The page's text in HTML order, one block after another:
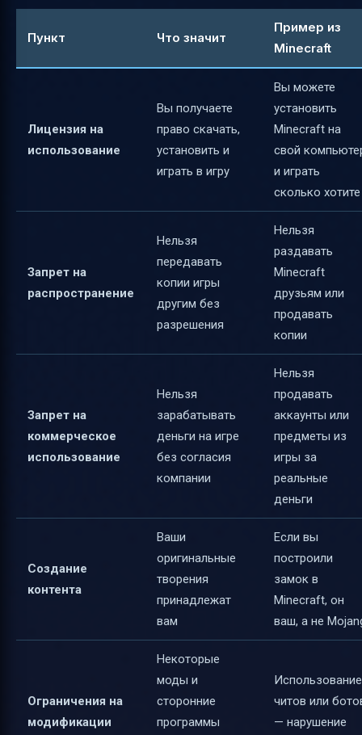
Пункт Что значит
Пример из
Minecraft
Лицензия на
использование
Вы получаете
право скачать,
установить и
играть в игру
Вы можете
установить
Minecraft на
свой
и играть
сколько хотите
Запрет на
распространение
Нельзя
передавать
копии игры
другим без
разрешения
Нельзя
раздавать
Minecraft
друзьям или
продавать
копии
Запрет на
коммерческое
использование
Нельзя
зарабатывать
деньги на игре
без согласия
компании
Нельзя
продавать
аккаунты или
предметы из
игры за
реальные
деньги
Создание
контента
Ваши
оригинальные
творения
принадлежат
вам
Если вы
построили
замок в
Minecraft, он
ваш, а не
Ограничения на
модификации
Некоторые
моды и
сторонние
программы
Использование
читов или
— нарушение